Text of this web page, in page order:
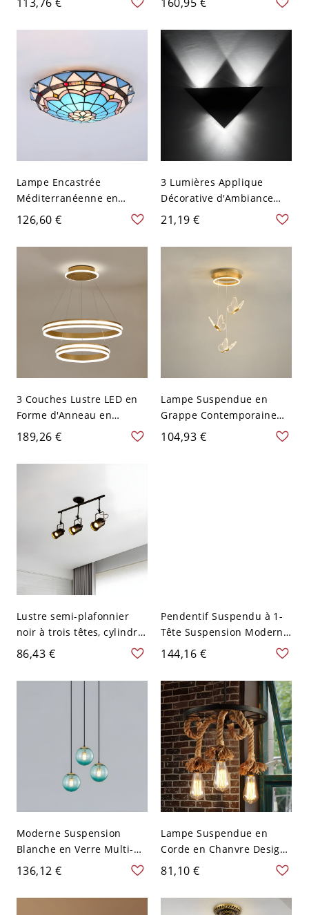
Lumières Plafonnier en
Rotin de Bambou avec
Industriel - 110 V-120 V
Bronze 3
Lampe Encastrée
Méditerranéenne en
Forme de Dôme en Vitrail
à 2/3/4 Lumières
Plafonnier pour Chambre
- 110 V-120 V Bleu-Brun
40,64 cm
126,60 €
3 Lumières Applique
Décorative d'Ambiance
Moderne Métallique Noire
Lampe Murale LED
d'Intérieur - Argent 110 V-
120 V Blanc
21,19 €
3 Couches Lustre LED en
Forme d'Anneau en
Acrylique Lampe
Suspendue Contemporain
Intérieure - 110 V-120 V
189,26 €
Lampe Suspendue en
Grappe Contemporaine
en Or Suspension LED en
Acrylique en Forme de
104,93 €
Lustre semi-plafonnier
noir à trois têtes, cylindre
métallique rotatif vintage
avec poignée pour
restaurant
86,43 €
Pendentif Suspendu à 1-
Tête Suspension Moderne
Abat-Jour Sphérique en
Verre - 110 V-120 V
Transparent Linéaire
144,16 €
Moderne Suspension
Blanche en Verre Multi-
Boule Lampe Suspendue
pour Escalier - 110 V-120
V Bleu 3
136,12 €
Lampe Suspendue en
Corde en Chanvre Design
d'Ampoule Nue Lustre
Industriel en Noir - 110 V-
120 V Noir 3
81,10 €